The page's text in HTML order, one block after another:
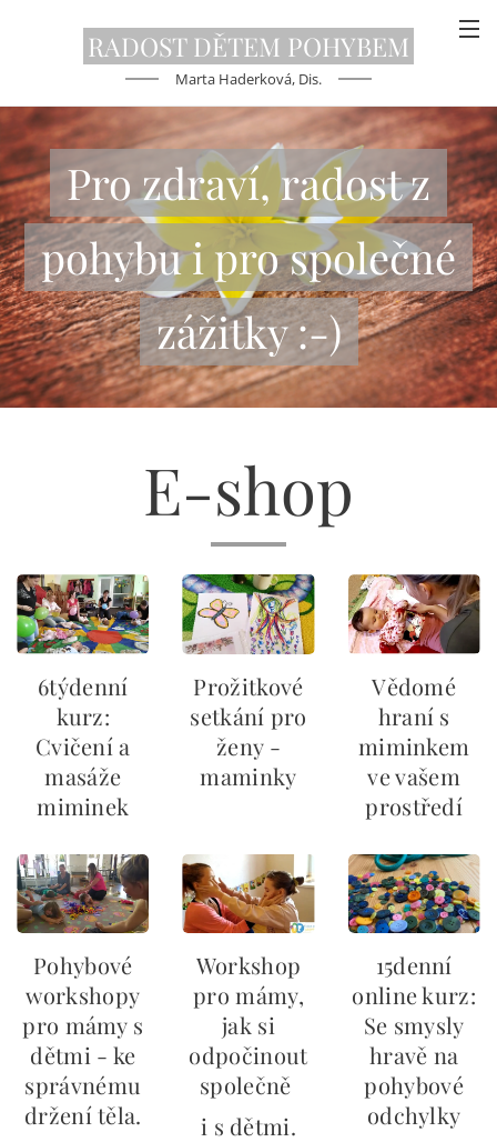
RADOST DĚTEM POHYBEM
Marta Haderková, Dis.
Pro zdraví, radost z
pohybu i pro společné
zážitky :-)
E-shop
6týdenní
kurz:
Cvičení a
masáže
miminek
Prožitkové
setkání pro
ženy -
maminky
Vědomé
hraní s
miminkem
ve vašem
prostředí
Pohybové
workshopy
pro mámy s
dětmi - ke
správnému
držení těla.
Workshop
pro mámy,
jak si
odpočinout
společně
i s dětmi.
15denní
online kurz:
Se smysly
hravě na
pohybové
odchylky